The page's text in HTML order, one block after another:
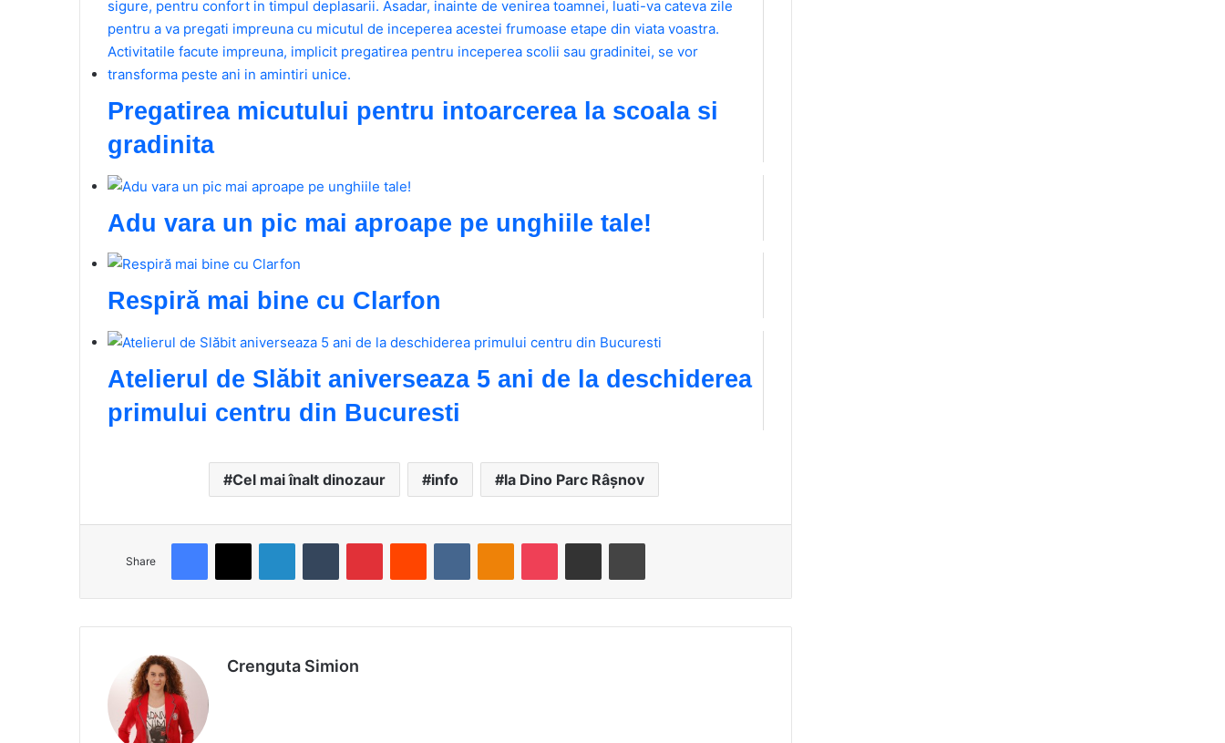
Pregatirea micutului pentru intoarcerea la scoala si
gradinita
Adu vara un pic mai aproape pe unghiile tale!
Respiră mai bine cu Clarfon
Atelierul de Slăbit aniverseaza 5 ani de la deschiderea
primului centru din Bucuresti
Cel mai înalt dinozaur info la Dino Parc Râșnov
Share
Crenguta Simion